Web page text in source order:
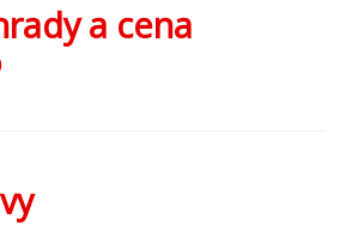
a cena